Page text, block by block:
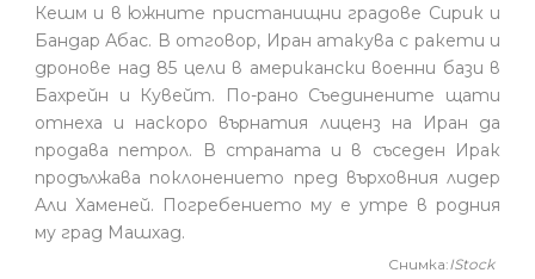
Кешм и в южните пристанищни градове Сирик и
Бандар Абас. В отговор, Иран атакува с ракети и
дронове над 85 цели в американски военни бази в
Бахрейн и Кувейт. По-рано Съединените щати
отнеха и наскоро върнатия лиценз на Иран да
продава петрол. В страната и в съседен Ирак
продължава поклонението пред върховния лидер
Али Хаменей. Погребението му е утре в родния
му град Машхад.
Снимка:IStock